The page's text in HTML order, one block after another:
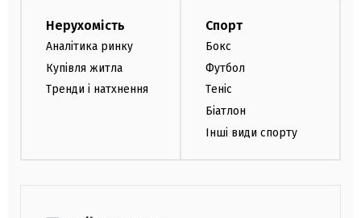
Нерухомість
Аналітика ринку
Купівля житла
Тренди і натхнення
Спорт
Бокс
Футбол
Теніс
Біатлон
Інші види спорту